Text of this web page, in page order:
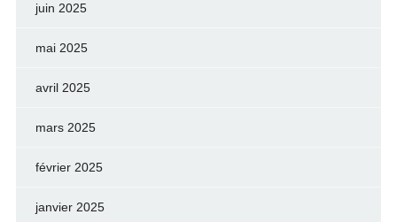
juin 2025
mai 2025
avril 2025
mars 2025
février 2025
janvier 2025